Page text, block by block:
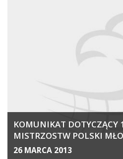
KOMUNIKAT DOTYCZĄCY
MISTRZOSTW POLSKI
26 MARCA 2013